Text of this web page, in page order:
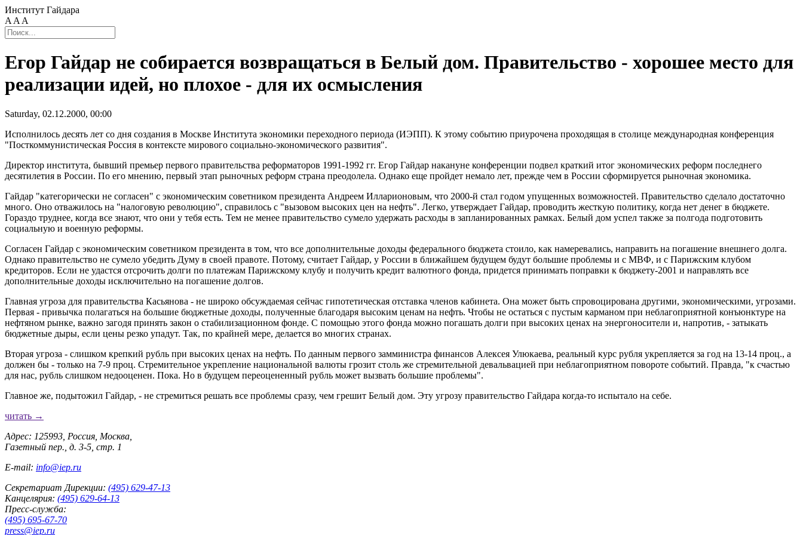
Институт Гайдара
A A A
Егор Гайдар не собирается возвращаться в Белый дом. Правительство - хорошее место для
реализации идей, но плохое - для их осмысления
Saturday, 02.12.2000, 00:00
Исполнилось десять лет со дня создания в Москве Института экономики переходного периода (ИЭПП). К этому событию приурочена проходящая в столице международная конференция
"Посткоммунистическая Россия в контексте мирового социально-экономического развития".
Директор института, бывший премьер первого правительства реформаторов 1991-1992 гг. Егор Гайдар накануне конференции подвел краткий итог экономических реформ последнего
десятилетия в России. По его мнению, первый этап рыночных реформ страна преодолела. Однако еще пройдет немало лет, прежде чем в России сформируется рыночная экономика.
Гайдар "категорически не согласен" с экономическим советником президента Андреем Илларионовым, что 2000-й стал годом упущенных возможностей. Правительство сделало достаточно
много. Оно отважилось на "налоговую революцию", справилось с "вызовом высоких цен на нефть". Легко, утверждает Гайдар, проводить жесткую политику, когда нет денег в бюджете.
Гораздо труднее, когда все знают, что они у тебя есть. Тем не менее правительство сумело удержать расходы в запланированных рамках. Белый дом успел также за полгода подготовить
социальную и военную реформы.
Согласен Гайдар с экономическим советником президента в том, что все дополнительные доходы федерального бюджета стоило, как намеревались, направить на погашение внешнего долга.
Однако правительство не сумело убедить Думу в своей правоте. Потому, считает Гайдар, у России в ближайшем будущем будут большие проблемы и с МВФ, и с Парижским клубом
кредиторов. Если не удастся отсрочить долги по платежам Парижскому клубу и получить кредит валютного фонда, придется принимать поправки к бюджету-2001 и направлять все
дополнительные доходы исключительно на погашение долгов.
Главная угроза для правительства Касьянова - не широко обсуждаемая сейчас гипотетическая отставка членов кабинета. Она может быть спровоцирована другими, экономическими, угрозами.
Первая - привычка полагаться на большие бюджетные доходы, полученные благодаря высоким ценам на нефть. Чтобы не остаться с пустым карманом при неблагоприятной конъюнктуре на
нефтяном рынке, важно загодя принять закон о стабилизационном фонде. С помощью этого фонда можно погашать долги при высоких ценах на энергоносители и, напротив, - затыкать
бюджетные дыры, если цены резко упадут. Так, по крайней мере, делается во многих странах.
Вторая угроза - слишком крепкий рубль при высоких ценах на нефть. По данным первого замминистра финансов Алексея Улюкаева, реальный курс рубля укрепляется за год на 13-14 проц., а
должен бы - только на 7-9 проц. Стремительное укрепление национальной валюты грозит столь же стремительной девальвацией при неблагоприятном повороте событий. Правда, "к счастью
для нас, рубль слишком недооценен. Пока. Но в будущем переоцененный рубль может вызвать большие проблемы".
Главное же, подытожил Гайдар, - не стремиться решать все проблемы сразу, чем грешит Белый дом. Эту угрозу правительство Гайдара когда-то испытало на себе.
читать →
Адрес: 125993, Россия, Москва,
Газетный пер., д. 3-5, стр. 1
E-mail: info@iep.ru
Секретариат Дирекции: (495) 629-47-13
Канцелярия: (495) 629-64-13
Пресс-служба:
(495) 695-67-70
press@iep.ru